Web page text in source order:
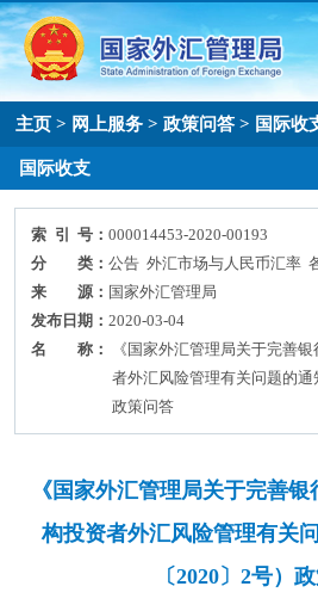
主页 > 网上服务 >政策问答 > 国际收
国际收支
索 引 号：000014453-2020-00193
分 类：公告 外汇市场与人民币汇率
来 源： 国家外汇管理局
发布日期：2020-03-04
名 称：
《国家外汇管理局关于完善
者外汇风险管理有关问题的通
政策问答
《国家外汇管理局关于完善
构投资者外汇风险管理有关
〔2020〕2号）